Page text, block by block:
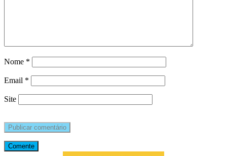
Nome *
Email *
Site